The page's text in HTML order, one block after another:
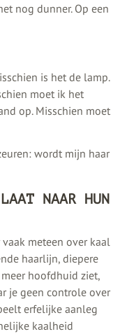
nog dunner. Op een
is het de lamp.
moet ik het
op. Misschien moet
wordt mijn haar
NAAR HUN
meteen over kaal
haarlijn, diepere
hoofdhuid ziet,
je geen controle over
erfelijke aanleg
kaalheid